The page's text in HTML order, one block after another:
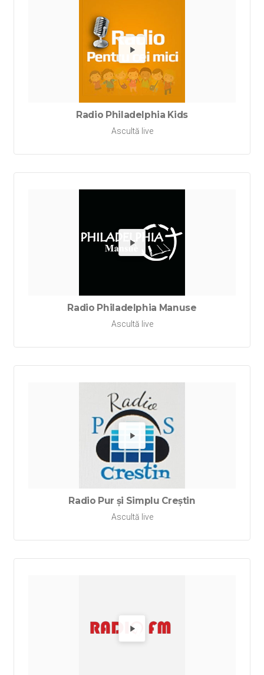
Redă
Radio Philadelphia Kids
Ascultă live
Redă
Radio Philadelphia Manuse
Ascultă live
Redă
Radio Pur și Simplu Creștin
Ascultă live
Redă